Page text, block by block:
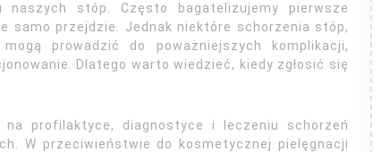
stóp. Często bagatelizujemy pierwsze
samo przejdzie. Jednak niektóre schorzenia stóp,
prowadzić do poważniejszych komplikacji,
Dlatego warto wiedzieć, kiedy zgłosić się
na profilaktyce, diagnostyce i leczeniu schorzeń
W przeciwieństwie do kosmetycznej pielęgnacji